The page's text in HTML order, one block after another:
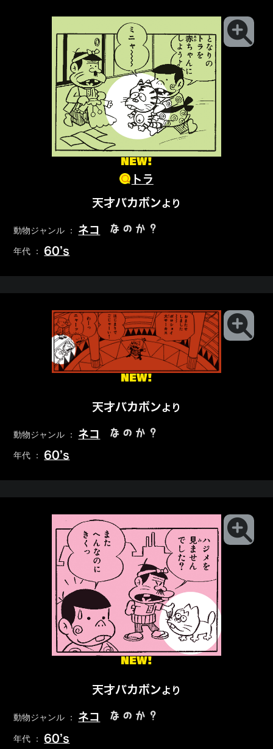
NEW!
トラ
天才バカボンより
動物ジャンル ： ネコ なのか？
年代 ： 60’s
NEW!
天才バカボンより
動物ジャンル ： ネコ なのか？
年代 ： 60’s
NEW!
天才バカボンより
動物ジャンル ： ネコ なのか？
年代 ： 60’s